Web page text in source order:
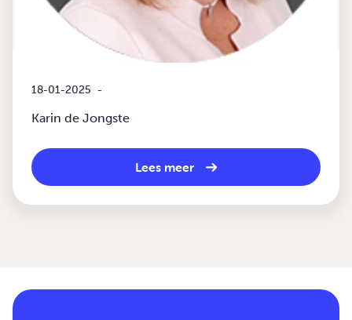
18-01-2025 -
Karin de Jongste
Lees meer